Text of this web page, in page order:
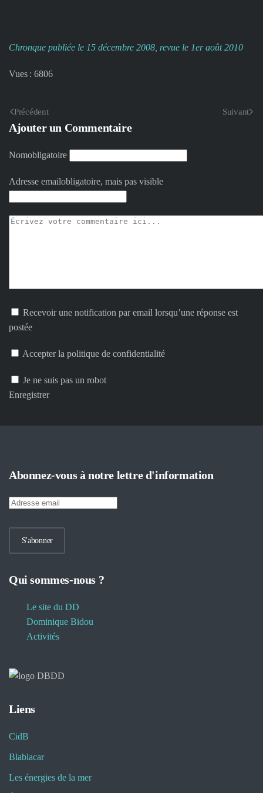
Chronque publiée le 15 décembre 2008, revue le 1er août 2010
Vues : 6806
Précédent Suivant
Ajouter un Commentaire
Nomobligatoire
Adresse emailobligatoire, mais pas visible
Recevoir une notification par email lorsqu’une réponse est
postée
Accepter la politique de confidentialité
Je ne suis pas un robot
Enregistrer
Abonnez-vous à notre lettre d'information
S'abonner
Qui sommes-nous ?
Le site du DD
Dominique Bidou
Activités
Liens
CidB
Blablacar
Les énergies de la mer